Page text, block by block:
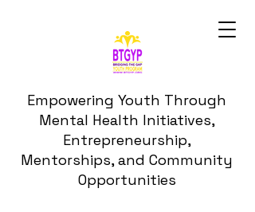
Empowering Youth Through
Mental Health Initiatives,
Entrepreneurship,
Mentorships, and Community
Opportunities